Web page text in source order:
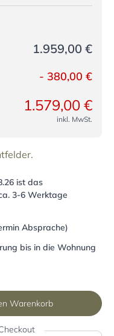
1.959,00 €
- 380,00 €
1.579,00 €
inkl. MwSt.
ist das
3-6 Werktage
Absprache)
bis in die Wohnung
Warenkorb